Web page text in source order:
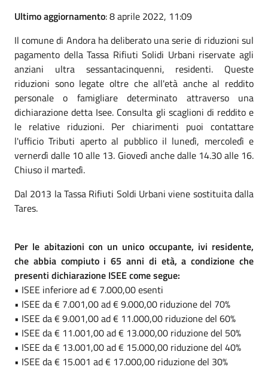
Ultimo aggiornamento: 8 aprile 2022, 11:09
Il comune di Andora ha deliberato una serie di riduzioni sul
pagamento della Tassa Rifiuti Solidi Urbani riservate agli
anziani ultra sessantacinquenni, residenti. Queste
riduzioni sono legate oltre che all'età anche al reddito
personale o famigliare determinato attraverso una
dichiarazione detta Isee. Consulta gli scaglioni di reddito e
le relative riduzioni. Per chiarimenti puoi contattare
l'ufficio Tributi aperto al pubblico il lunedì, mercoledì e
vernerdì dalle 10 alle 13. Giovedì anche dalle 14.30 alle 16.
Chiuso il martedì.
Dal 2013 la Tassa Rifiuti Soldi Urbani viene sostituita dalla
Tares.
Per le abitazioni con un unico occupante, ivi residente,
che abbia compiuto i 65 anni di età, a condizione che
presenti dichiarazione ISEE come segue:
• ISEE inferiore ad € 7.000,00 esenti
• ISEE da € 7.001,00 ad € 9.000,00 riduzione del 70%
• ISEE da € 9.001,00 ad € 11.000,00 riduzione del 60%
• ISEE da € 11.001,00 ad € 13.000,00 riduzione del 50%
• ISEE da € 13.001,00 ad € 15.000,00 riduzione del 40%
• ISEE da € 15.001 ad € 17.000,00 riduzione del 30%